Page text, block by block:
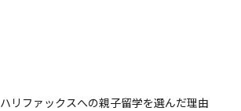
リファックスへの親子留学を選んだ理由